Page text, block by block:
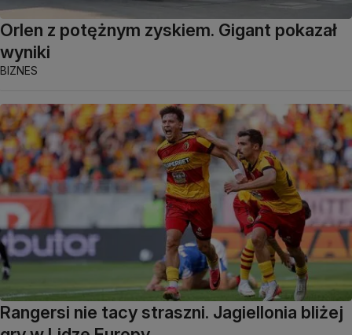
Orlen z potężnym zyskiem. Gigant pokazał
wyniki
BIZNES
Rangersi nie tacy straszni. Jagiellonia bliżej